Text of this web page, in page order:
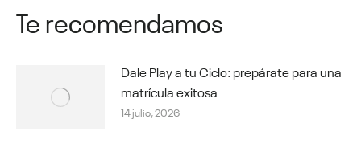
Te recomendamos
Dale Play a tu Ciclo: prepárate para una
matrícula exitosa
14 julio, 2026